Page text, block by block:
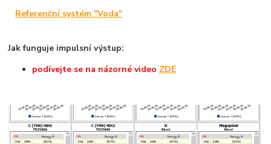
Referenční systém "Voda"
Jak funguje impulsní výstup:
podívejte se na názornévideo ZDE